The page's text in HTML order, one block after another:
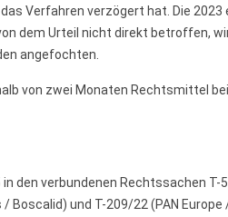
Verfahren verzögert hat. Die
dem Urteil nicht direkt betroffen,
angefochten.
von zwei Monaten Rechtsmittel
den verbundenen Rechtssachen T-
Boscalid) und T-209/22 (PAN